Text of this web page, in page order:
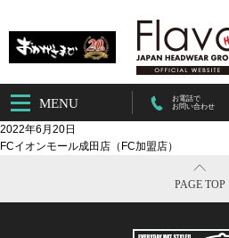
MENU
お電話で
お問い合わせ
2022年6月20日
FCイオンモール成田店（FC加盟店）
PAGE TOP